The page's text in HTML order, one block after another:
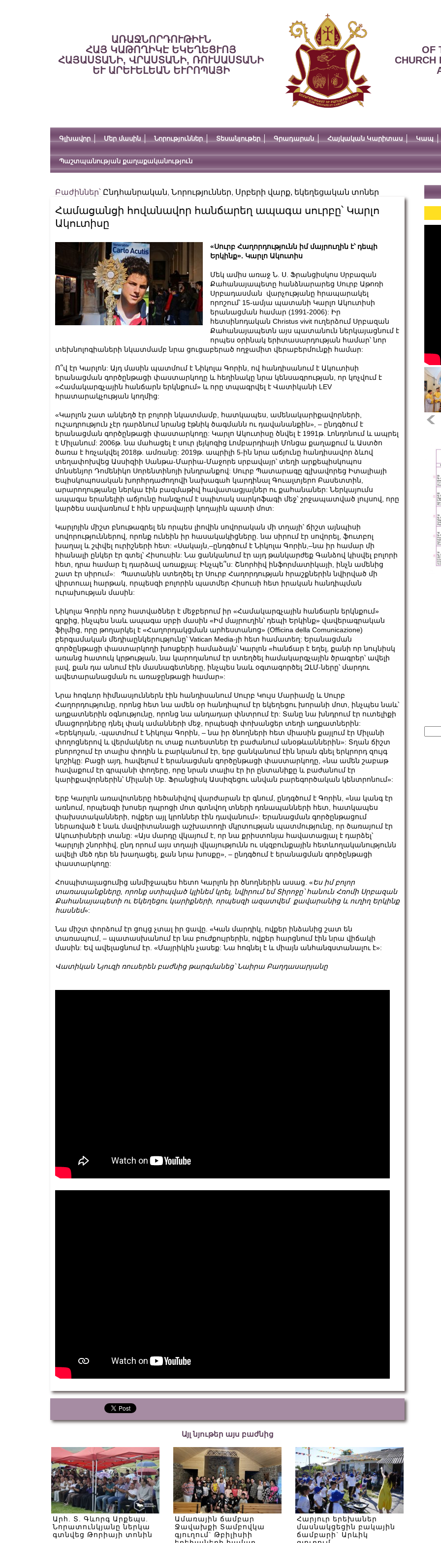
ԱՌԱՋՆՈՐԴՈՒԹԻՒՆ
ՀԱՅ ԿԱԹՈՂԻԿԷ ԵԿԵՂԵՑՒՈՅ
ՀԱՅԱՍՏԱՆԻ, ՎՐԱՍՏԱՆԻ, ՌՈՒՍԱՍՏԱՆԻ
ԵՒ ԱՐԵՒԵԼԵԱՆ ԵՒՐՈՊԱՅԻ
OF
CHURCH
Գլխավոր Մեր մասին Նորություններ Տեսանյութեր Գրադարան Հայկական Կարիտաս Կապ
Պաշտպանության քաղաքականություն
Բաժիններ՝ Ընդհանրական, Նորություններ, Սրբերի վարք, եկեղեցական տոներ
Համացանցի հովանավոր հանճարեղ ապագա սուրբը՝ Կարլո
Ակուտիսը
«Սուրբ Հաղորդությունն իմ մայրուղին է՝ դեպի
Երկինք». Կարլո Ակուտիս
Մեկ ամիս առաջ Ն. Ս. Ֆրանցիսկոս Սրբազան
Քահանայապետը հանձնարարեց Սուրբ Աթոռի
Սրբադասման վարչությանը հրապարակել
որոշում՝ 15-ամյա պատանի Կարլո Ակուտիսի
երանացման համար (1991-2006): Իր
հետսինոդական Christus vivit ուղերձում Սրբազան
Քահանայապետն այս պատանուն ներկայացնում է
որպես օրինակ երիտասարդության համար՝ նոր
տեխնոլոգիաների նկատմամբ նրա ցուցաբերած ողջամիտ վերաբերմունքի համար:
Ո՞վ էր Կարլոն: Այդ մասին պատմում է Նիկոլա Գորին, ով հանդիսանում է Ակուտիսի
երանացման գործընթացի փաստարկողը և հեղինակը նրա կենսագրության, որ կոչվում է
«Համակարգչային հանճարն երկնքում» և որը տպագրվել է Վատիկանի LEV
հրատարակչության կողմից:
«Կարլոն շատ անկեղծ էր բոլորի նկատմամբ, հատկապես, ամենակարիքավորների,
ուշադրություն չէր դարձնում նրանց էթնիկ ծագմանն ու դավանանքին», – ընդգծում է
երանացման գործընթացի փաստարկողը: Կարլո Ակուտիսը ծնվել է 1991թ. Լոնդոնում և ապրել
է Միլանում: 2006թ. նա մահացել է սուր լեյկոզից Լոմբարդիայի Մոնցա քաղաքում և Աստծո
ծառա է հռչակվել 2018թ. ամռանը: 2019թ. ապրիլի 5-ին նրա աճյունը հանդիսավոր ձևով
տեղափոխվեց Ասսիզիի Սանթա-Մարիա-Մաջորե սրբավայր՝ տեղի արքեպիսկոպոս
մոնսենյոր Դոմենիկո Սորենտինոյի խնդրանքով: Սուրբ Պատարագը գլխավորեց Իտալիայի
Եպիսկոպոսական խորհրդաժողովի նախագահ կարդինալ Գուալտյերո Բասետտին,
արարողությանը ներկա էին բազմաթիվ հավատացյալներ ու քահանաներ: Ներկայումս
ապագա երանելիի աճյունը հանգչում է սպիտակ սարկոֆագի մեջ՝ շրջապատված լույսով, որը
կարծես սավառնում է հին սրբավայրի կողային պատի մոտ:
Կարլոյին միշտ բնութագրել են որպես լիովին սովորական մի տղայի՝ ճիշտ այնպիսի
սովորություններով, որոնք ունեին իր հասակակիցները. նա սիրում էր սովորել, ֆուտբոլ
խաղալ և շփվել ուրիշների հետ: «Սակայն,–ընդգծում է Նիկոլա Գորին,–նա իր համար մի
հիանալի ընկեր էր գտել՝ Հիսուսին: Նա ցանկանում էր այդ թանկարժեք Գանձով կիսվել բոլորի
հետ, դրա համար էլ դարձավ առաքյալ: Ինչպե՞ս: Շնորհիվ ինֆորմատիկայի, ինչն ամենից
շատ էր սիրում»: Պատանին ստեղծել էր Սուրբ Հաղորդության հրաշքներին նվիրված մի
վիրտուալ հարթակ, որպեսզի բոլորին պատմեր Հիսուսի հետ իրական հանդիպման
ուրախության մասին:
Նիկոլա Գորին որոշ հատվածներ է մեջբերում իր «Համակարգչային հանճարն երկնքում»
գրքից, ինչպես նաև ապագա սրբի մասին «Իմ մայրուղին՝ դեպի Երկինք» վավերագրական
ֆիլմից, որը թողարկել է «Հաղորդակցման արհեստանոց» (Officina della Comunicazione)
բերգամական մեդիաընկերությունը՝ Vatican Media-յի հետ համատեղ: Երանացման
գործընթացի փաստարկողի խոսքերի համաձայն՝ Կարլոն «հանճար է եղել, քանի որ նույնիսկ
առանց հատուկ կրթության, նա կարողանում էր ստեղծել համակարգչային ծրագրեր՝ ավելի
լավ, քան դա անում էին մասնագետները, ինչպես նաև օգտագործել ԶԼՄ-ները՝ մարդու
ավետարանացման ու առաջընթացի համար»:
Նրա հոգևոր հիմնասյուններն էին հանդիսանում Սուրբ Կույս Մարիամը և Սուրբ
Հաղորդությունը, որոնց հետ նա ամեն օր հանդիպում էր եկեղեցու խորանի մոտ, ինչպես նաև՝
աղքատներին օգնությունը, որոնց նա անդադար փնտրում էր: Տանը նա խնդրում էր ուտելիքի
մնացորդները դնել փակ ամանների մեջ, որպեսզի փոխանցեր տեղի աղքատներին:
«Երեկոյան, -պատմում է Նիկոլա Գորին, – նա իր ծնողների հետ միասին քայլում էր Միլանի
փողոցներով և վերմակներ ու տաք ուտեստներ էր բաժանում անօթևաններին»: Տղան ճիշտ
բնորոշում էր տալիս փողին և բարկանում էր, երբ ցանկանում էին նրան գնել երկրորդ զույգ
կոշիկը: Բացի այդ, հավելում է երանացման գործընթացի փաստարկողը, «նա ամեն շաբաթ
հավաքում էր գրպանի փողերը, որը նրան տալիս էր իր ընտանիքը և բաժանում էր
կարիքավորներին՝ Միլանի Սբ. Ֆրանցիսկ Ասսիզեցու անվան բարեգործական կենտրոնում»:
Երբ Կարլոն առավոտները հեծանիվով վարժարան էր գնում, ընդգծում է Գորին, «նա կանգ էր
առնում, որպեսզի խոսեր դպրոցի մոտ գտնվող տների դռնապանների հետ, հատկապես
փախստականների, ովքեր այլ կրոններ էին դավանում»: Երանացման գործընթացում
ներառված է նաև մավրիտանացի աշխատողի մկրտության պատմությունը, որ ծառայում էր
Ակուտիսների տանը: «Այս մարդը վկայում է, որ նա քրիստոնյա հավատացյալ է դարձել՝
Կարլոյի շնորհիվ, ընդ որում այս տղայի վկայությունն ու սկզբունքային հետևողականությունն
ավելի մեծ դեր են խաղացել, քան նրա խոսքը», – ընդգծում է երանացման գործընթացի
փաստարկողը:
Հոսպիտալացումից անմիջապես հետո Կարլոն իր ծնողներին ասաց. «Ես իմբոլոր
տառապանքները, որոնք ստիպված կլինեմ կրել, նվիրում եմ Տիրոջը՝ հանուն Հռոմի Սրբազան
Քահանայապետի ու Եկեղեցու կարիքների, որպեսզի ազատվեմ քավարանից և ուղիղ Երկինք
հասնեմ»:
Նա միշտ փորձում էր ցույց չտալ իր ցավը. «Կան մարդիկ, ովքեր ինձանից շատ են
տառապում, – պատասխանում էր նա բուժքույրերին, ովքեր հարցնում էին նրա վիճակի
մասին: Եվ ավելացնում էր. «Մայրիկին չասեք: Նա հոգնել է և միայն անհանգստանալու է»:
Վատիկան Նյուզի ռուսերեն բաժնից թարգմանեց՝ Նաիրա Բաղդասարյանը
Այլ նյութեր այս բաժնից
Արհ. Տ. Գևորգ Արքեպս.
Նորատունկյանը ներկա
գտնվեց Թորիայի տոնին
Ամառային ճամբար
Ջավախքի Տամբովկա
գյուղում` Թբիլիսիի
Հարյուր երեխաներ
մասնակցեցին բակային
ճամբարի` Արևիկ
for: